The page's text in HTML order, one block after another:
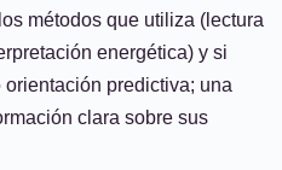
métodos que utiliza (lectura
energética) y si
predictiva; una
clara sobre sus